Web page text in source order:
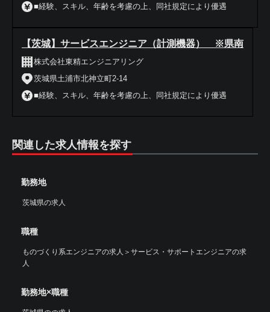
■経験、スキル、年齢を考慮の上、同社規定により優遇
【茨城】サービスエンジニア（計測機器） ※県南
株式会社東精エンジニアリング
茨城県土浦市北神立町2-14
■経験、スキル、年齢を考慮の上、同社規定により優遇
関連した求人情報を探す
勤務地
茨城県の求人
職種
ものづくり系エンジニアの求人 ＞ サービス・サポートエンジニアの求
人
勤務地×職種